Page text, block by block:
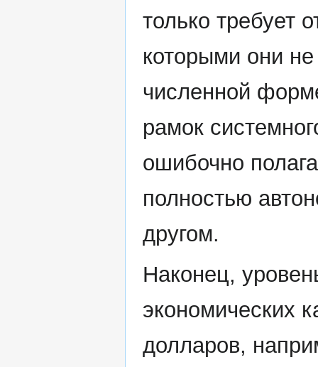
только требует
которыми они
численной
рамок
ошибочно
полностью
другом.
Наконец,
экономических
долларов,